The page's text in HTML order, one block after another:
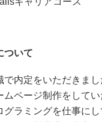
ついて
で内定をいただきま
ムページ制作をして
グラミングを仕事に